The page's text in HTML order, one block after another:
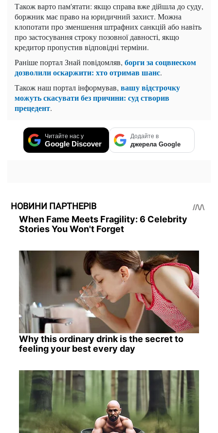
Також варто пам'ятати: якщо справа вже дійшла до суду,
боржник має право на юридичний захист. Можна
клопотати про зменшення штрафних санкцій або навіть
про застосування строку позовної давності, якщо
кредитор пропустив відповідні терміни.
Раніше портал Знай повідомляв, борги за соцвнеском
дозволили оскаржити: хто отримав шанс.
Також наш портал інформував, вашу відстрочку
можуть скасувати без причини: суд створив
прецедент.
Читайте нас у
Google Discover
Додайте в
джерела Google
НОВИНИ ПАРТНЕРІВ
When Fame Meets Fragility: 6 Celebrity
Stories You Won't Forget
Why this ordinary drink is the secret to
feeling your best every day